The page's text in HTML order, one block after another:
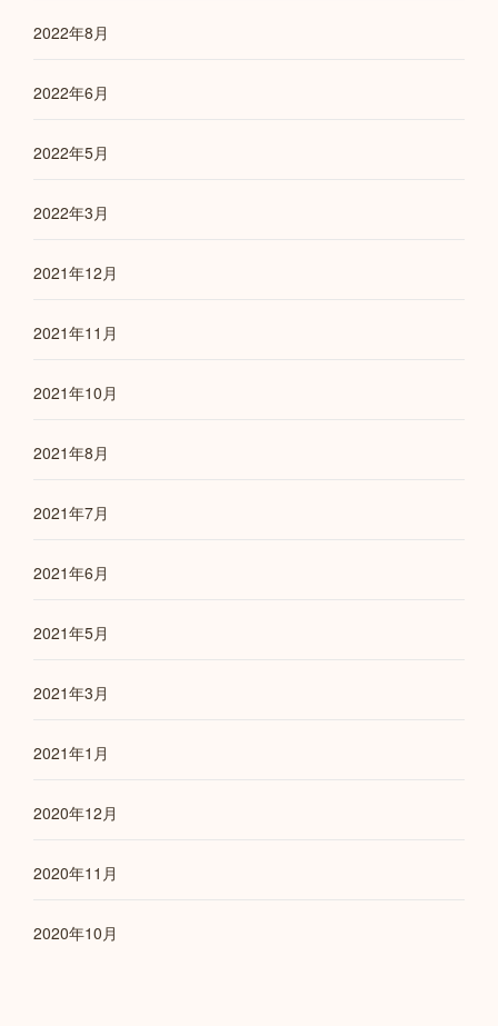
2022年8月
2022年6月
2022年5月
2022年3月
2021年12月
2021年11月
2021年10月
2021年8月
2021年7月
2021年6月
2021年5月
2021年3月
2021年1月
2020年12月
2020年11月
2020年10月